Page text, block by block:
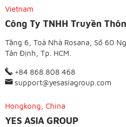
Vietnam
Công Ty TNHH Truyền
Tầng 6, Toà Nhà Rosana, Số 60
Tân Định, Tp. HCM.
+84 868 808 468
support@yesasiagroup.com
Hongkong, China
YES ASIA GROUP